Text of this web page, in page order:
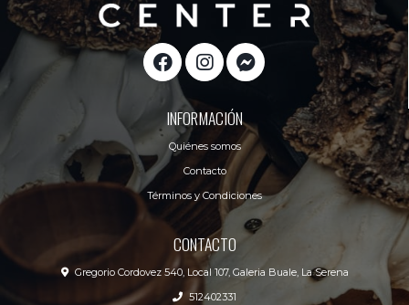
INFORMACIÓN
Quiénes somos
Contacto
Términos y Condiciones
CONTACTO
Gregorio Cordovez 540, Local 107, Galeria Buale, La Serena
512402331